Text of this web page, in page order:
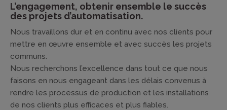
L’engagement, obtenir ensemble le succès
des projets d’automatisation.
Nous travaillons dur et en continu avec nos clients pour
mettre en œuvre ensemble et avec succès les projets
communs.
Nous recherchons l’excellence dans tout ce que nous
faisons en nous engageant dans les délais convenus à
rendre les processus de production et les installations
de nos clients plus efficaces et plus fiables.